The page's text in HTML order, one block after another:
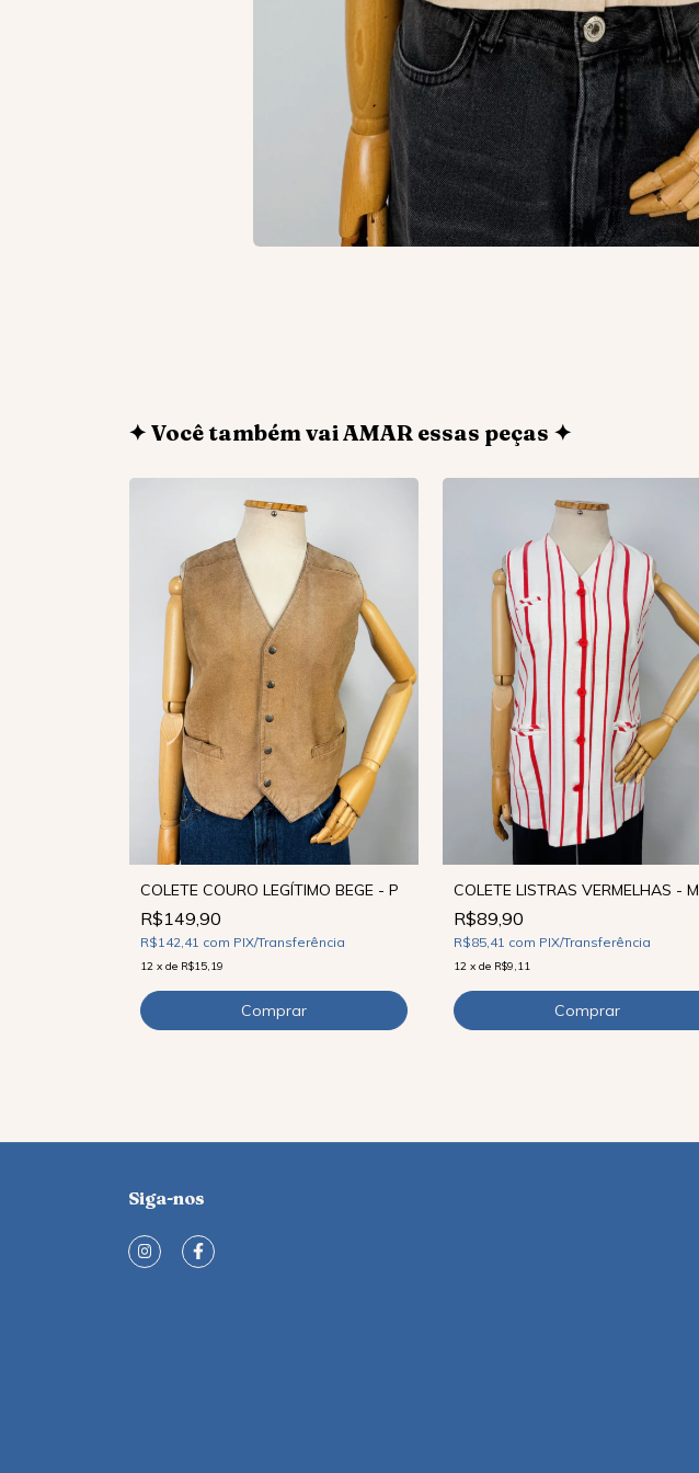
✦ Você também vai AMAR essas peças ✦
COLETE COURO LEGÍTIMO BEGE - P
R$149,90
R$142,41 com PIX/Transferência
12 x de R$15,19
COLETE LISTRAS VERMELHAS - M
R$89,90
R$85,41 com PIX/Transferência
12 xde R$9,11
Siga-nos